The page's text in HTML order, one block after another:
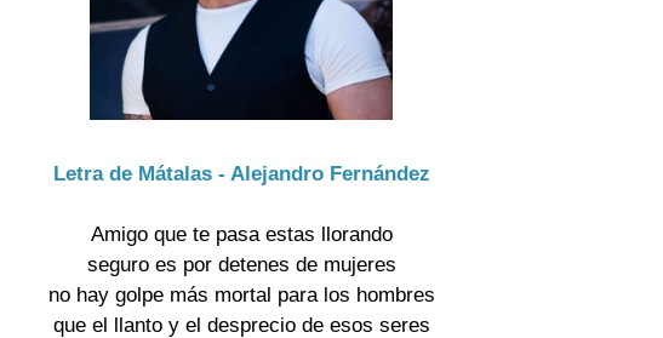
Letra de Mátalas - Alejandro Fernández
Amigo que te pasa estas llorando
seguro es por detenes de mujeres
no hay golpe más mortal para los hombres
que el llanto y el desprecio de esos seres